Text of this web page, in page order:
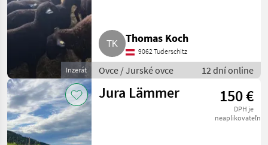
Inzerát
Thomas Koch
9062 Tuderschitz
Ovce / Jurské ovce 12 dní online
Jura Lämmer 150 €
DPH je
neaplikovateľné